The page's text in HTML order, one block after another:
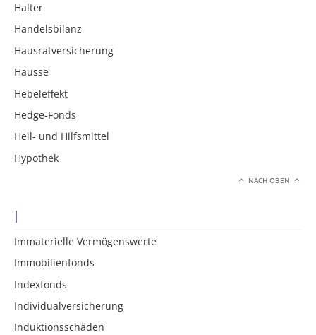
Halter
Handelsbilanz
Hausratversicherung
Hausse
Hebeleffekt
Hedge-Fonds
Heil- und Hilfsmittel
Hypothek
NACH OBEN
I
Immaterielle Vermögenswerte
Immobilienfonds
Indexfonds
Individualversicherung
Induktionsschäden